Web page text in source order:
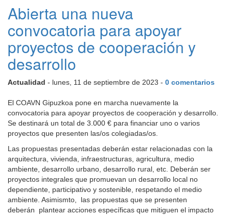
Abierta una nueva
convocatoria para apoyar
proyectos de cooperación y
desarrollo
Actualidad - lunes, 11 de septiembre de 2023 - 0 comentarios
El COAVN Gipuzkoa pone en marcha nuevamente la
convocatoria para apoyar proyectos de cooperación y desarrollo.
Se destinará un total de 3.000 € para financiar uno o varios
proyectos que presenten las/os colegiadas/os.
Las propuestas presentadas deberán estar relacionadas con la
arquitectura, vivienda, infraestructuras, agricultura, medio
ambiente, desarrollo urbano, desarrollo rural, etc. Deberán ser
proyectos integrales que promuevan un desarrollo local no
dependiente, participativo y sostenible, respetando el medio
ambiente. Asimismto, las propuestas que se presenten
deberán plantear acciones específicas que mitiguen el impacto